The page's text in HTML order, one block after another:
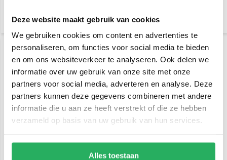
Deze website maakt gebruik van cookies
We gebruiken cookies om content en advertenties te
personaliseren, om functies voor social media te bieden
en om ons websiteverkeer te analyseren. Ook delen we
informatie over uw gebruik van onze site met onze
partners voor social media, adverteren en analyse. Deze
partners kunnen deze gegevens combineren met andere
informatie die u aan ze heeft verstrekt of die ze hebben
verzameld op basis van uw gebruik van hun services.
Alles toestaan
ronde B-kogel
kogel